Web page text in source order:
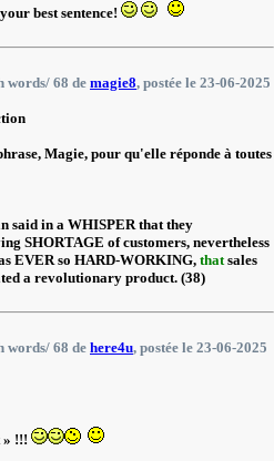
best sentence!
words/ 68 de magie8, postée le 23-06-2025
Magie, pour qu'elle réponde à toutes
said in a WHISPER that they
SHORTAGE of customers, nevertheless
EVER so HARD-WORKING, that sales
a revolutionary product. (38)
words/ 68 de here4u, postée le 23-06-2025
!!!